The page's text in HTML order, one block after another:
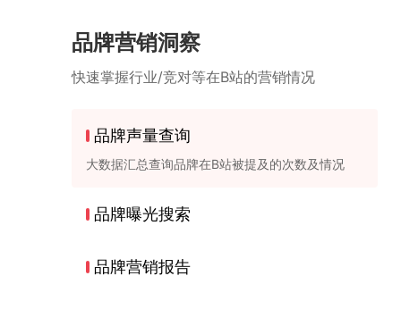
品牌营销洞察
快速掌握行业/竞对等在B站的营销情况
品牌声量查询
大数据汇总查询品牌在B站被提及的次数及情况
品牌曝光搜索
品牌营销报告